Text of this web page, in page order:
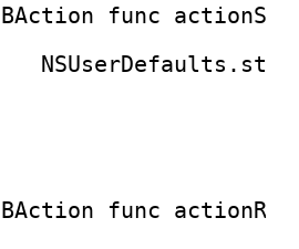
func
func